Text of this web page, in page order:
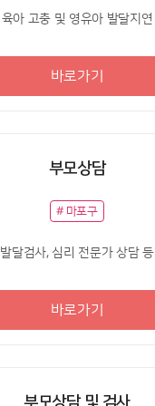
육아 고충 및 영유아 발달지연
바로가기
부모상담
# 마포구
발달검사, 심리 전문가 상담 등
바로가기
부모상담 및 검사